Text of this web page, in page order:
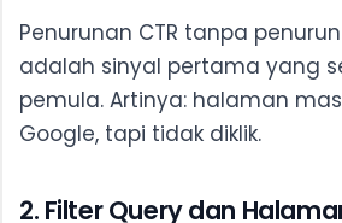
Penurunan CTR tanpa
adalah sinyal pertama yang
pemula. Artinya: halaman
Google, tapi tidak diklik.
2. Filter Query dan